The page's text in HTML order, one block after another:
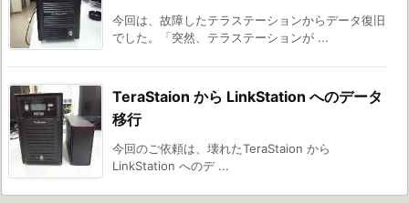
今回は、故障したテラステーションからデータ復旧
でした。「突然、テラステーションが ...
TeraStaion から LinkStation へのデータ
移行
今回のご依頼は、壊れたTeraStaion から
LinkStation へのデ ...